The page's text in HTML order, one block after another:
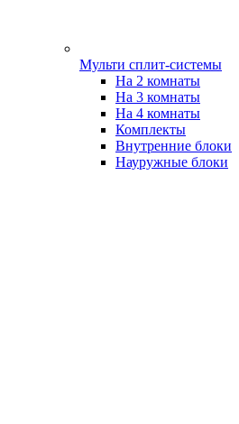
Мульти сплит-системы
На 2 комнаты
На 3 комнаты
На 4 комнаты
Комплекты
Внутренние блоки
Науружные блоки